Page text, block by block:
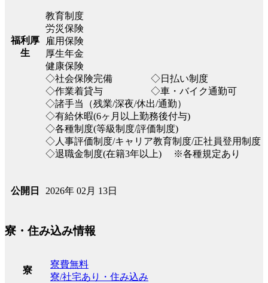
福利厚
生
教育制度
労災保険
雇用保険
厚生年金
健康保険
◇社会保険完備 ◇日払い制度
◇作業着貸与 ◇車・バイク通勤可
◇諸手当（残業/深夜/休出/通勤）
◇有給休暇(6ヶ月以上勤務後付与)
◇各種制度(等級制度/評価制度)
◇人事評価制度/キャリア教育制度/正社員登用制度
◇退職金制度(在籍3年以上) ※各種規定あり
公開日 2026年 02月 13日
寮・住み込み情報
寮
寮費無料
寮/社宅あり・住み込み